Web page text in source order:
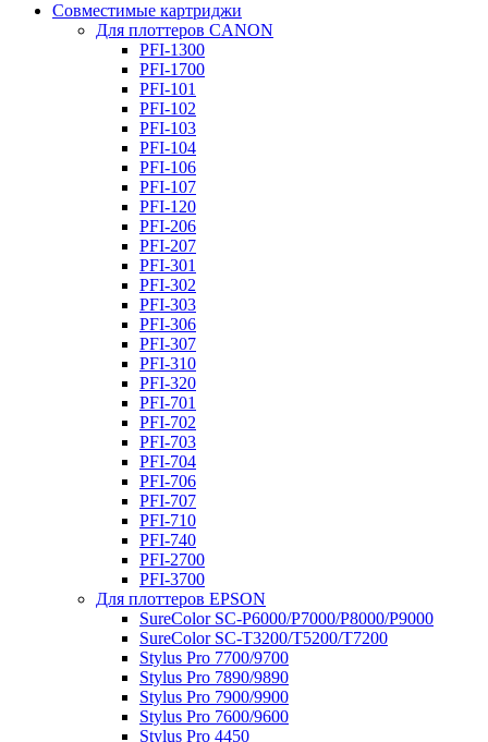
Совместимые картриджи
Для плоттеров CANON
PFI-1300
PFI-1700
PFI-101
PFI-102
PFI-103
PFI-104
PFI-106
PFI-107
PFI-120
PFI-206
PFI-207
PFI-301
PFI-302
PFI-303
PFI-306
PFI-307
PFI-310
PFI-320
PFI-701
PFI-702
PFI-703
PFI-704
PFI-706
PFI-707
PFI-710
PFI-740
PFI-2700
PFI-3700
Для плоттеров EPSON
SureColor SC-P6000/P7000/P8000/P9000
SureColor SC-Т3200/T5200/T7200
Stylus Pro 7700/9700
Stylus Pro 7890/9890
Stylus Pro 7900/9900
Stylus Pro 7600/9600
Stylus Pro 4450